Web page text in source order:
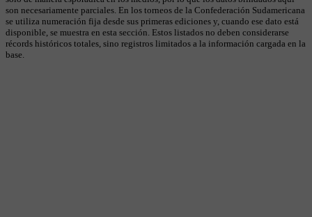
son necesariamente parciales. En los torneos de la Confederación Sudamericana
se utiliza numeración fija desde sus primeras ediciones y, cuando ese dato está
disponible, se muestra en esta sección. Estos listados no deben considerarse
récords históricos totales, sino registros limitados a la información cargada en la
base.